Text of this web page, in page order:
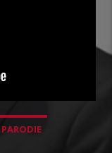
PARODIE